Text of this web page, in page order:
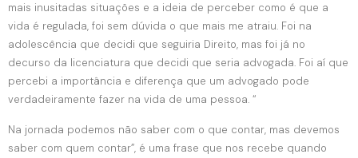
mais inusitadas situações e a ideia de perceber como é que a
vida é regulada, foi sem dúvida o que mais me atraiu. Foi na
adolescência que decidi que seguiria Direito, mas foi já no
decurso da licenciatura que decidi que seria advogada. Foi aí que
percebi a importância e diferença que um advogado pode
verdadeiramente fazer na vida de uma pessoa. “
Na jornada podemos não saber com o que contar, mas devemos
saber com quem contar”, é uma frase que nos recebe quando